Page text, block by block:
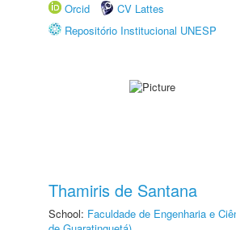
Orcid
CV Lattes
Repositório Institucional UNESP
Thamiris de Santana
School: Faculdade de Engenharia e